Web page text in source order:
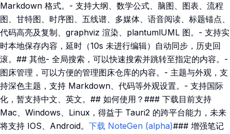
Markdown 格式。- 支持大纲、数学公式、脑图、图表、流程
图、甘特图、时序图、五线谱、多媒体、语音阅读、标题锚点、
代码高亮及复制、graphviz 渲染、plantumlUML 图。- 支持实
时本地保存内容，延时（10s 未进行编辑）自动同步，历史回
滚。## 其他- 全局搜索，可以快速搜索并跳转至指定的内容。-
图床管理，可以方便的管理图床仓库的内容。- 主题与外观，支
持深色主题，支持 Markdown、代码等外观设置。- 支持国际
化，暂支持中文、英文。## 如何使用？### 下载目前支持
Mac、Windows、Linux，得益于 Tauri2 的跨平台能力，未来
将支持 IOS、Android。 下载 NoteGen (alpha)### 增强笔记